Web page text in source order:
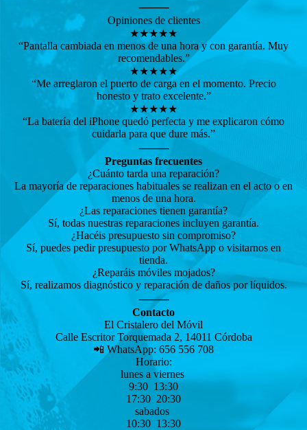
⸻
Opiniones de clientes
★★★★★
“Pantalla cambiada en menos de una hora y con garantía. Muy
recomendables.”
★★★★★
“Me arreglaron el puerto de carga en el momento. Precio
honesto y trato excelente.”
★★★★★
“La batería del iPhone quedó perfecta y me explicaron cómo
cuidarla para que dure más.”
⸻
Preguntas frecuentes
¿Cuánto tarda una reparación?
La mayoría de reparaciones habituales se realizan en el acto o en
menos de una hora.
¿Las reparaciones tienen garantía?
Sí, todas nuestras reparaciones incluyen garantía.
¿Hacéis presupuesto sin compromiso?
Sí, puedes pedir presupuesto por WhatsApp o visitarnos en
tienda.
¿Reparáis móviles mojados?
Sí, realizamos diagnóstico y reparación de daños por líquidos.
⸻
Contacto
El Cristalero del Móvil
Calle Escritor Torquemada 2, 14011 Córdoba
📲 WhatsApp: 656 556 708
Horario:
lunes a viernes
9:30 13:30
17:30 20:30
sabados
10:30 13:30